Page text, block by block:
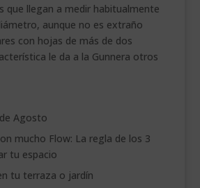
que llegan a medir habitualmente
aunque no es extraño
con hojas de más de dos
le da a la Gunnera otros
Agosto
mucho Flow: La regla de los 3
tu espacio
tu terraza o jardín